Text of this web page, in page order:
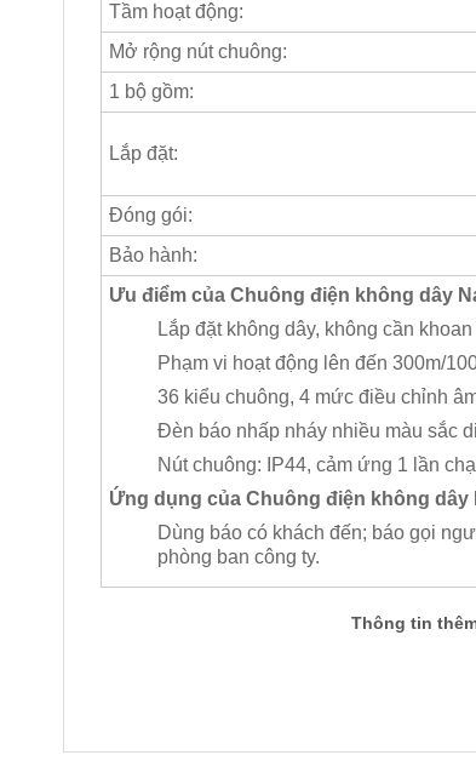
Tầm hoạt động:
Mở rộng nút chuông:
1 bộ gồm:
Lắp đặt:
Đóng gói:
Bảo hành:
Ưu điểm của Chuông điện không dây
Lắp đặt không dây, không cần
Phạm vi hoạt động lên đến 300m/
36 kiểu chuông, 4 mức điều chỉnh
Đèn báo nhấp nháy nhiều màu sắc
Nút chuông: IP44, cảm ứng 1 lần
Ứng dụng của Chuông điện không dây
Dùng báo có khách đến; báo gọi
phòng ban công ty.
Thông tin